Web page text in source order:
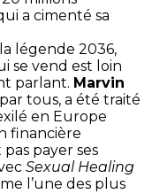
a cimenté sa
légende 2036,
se vend est loin
parlant. Marvin
tous, a été traité
en Europe
financière
payer ses
Sexual Healing
l’une des plus